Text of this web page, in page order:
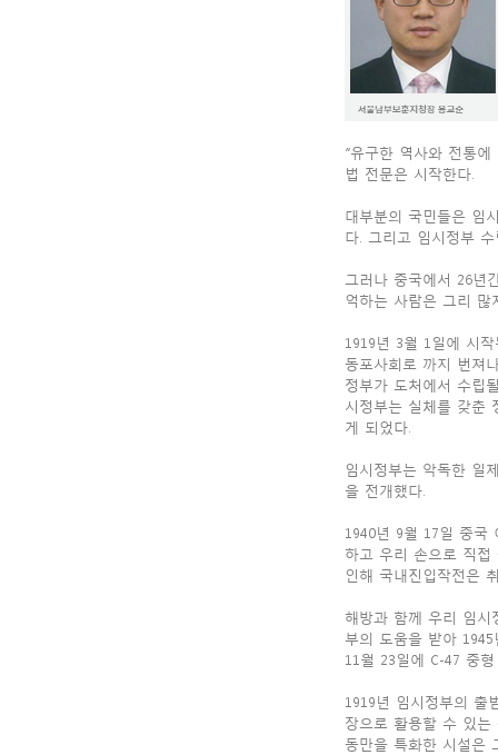
“유구한 역사와 전통
법 전문은 시작한다.
대부분의 국민들은 임
다. 그리고 임시정부
그러나 중국에서 26년
억하는 사람은 그리 많
1919년 3월 1일에 시
동포사회로 까지 번져
정부가 도처에서 수립
시정부는 실체를 갖춘
게 되었다.
임시정부는 악독한 일
을 전개했다.
1940년 9월 17일 중국
하고 우리 손으로 직접
인해 국내진입작전은
해방과 함께 우리 임시
부의 도움을 받아
11월 23일에 C-47 중
1919년 임시정부의 출
장으로 활용할 수 있
동만을 특화한 시설은